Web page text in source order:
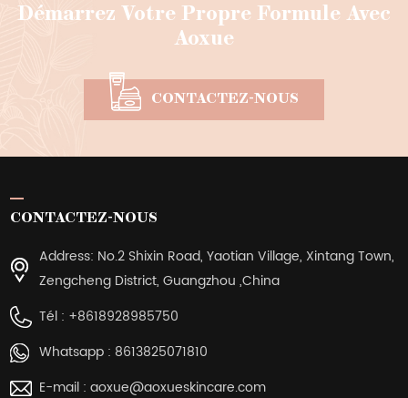
Démarrez Votre Propre Formule Avec
Aoxue
CONTACTEZ-NOUS
CONTACTEZ-NOUS
Address: No.2 Shixin Road, Yaotian Village, Xintang Town,
Zengcheng District, Guangzhou ,China
Tél : +8618928985750
Whatsapp : 8613825071810
E-mail : aoxue@aoxueskincare.com